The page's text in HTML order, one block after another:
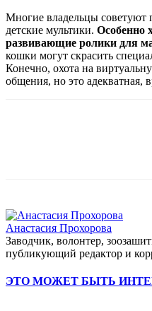
Многие владельцы советуют
детские мультики. Особенно
развивающие ролики для
кошки могут скрасить
Конечно, охота на
общения, но это адекватная,
Анастасия Прохорова
Заводчик, волонтер,
публикующий редактор и
ЭТО МОЖЕТ БЫТЬ